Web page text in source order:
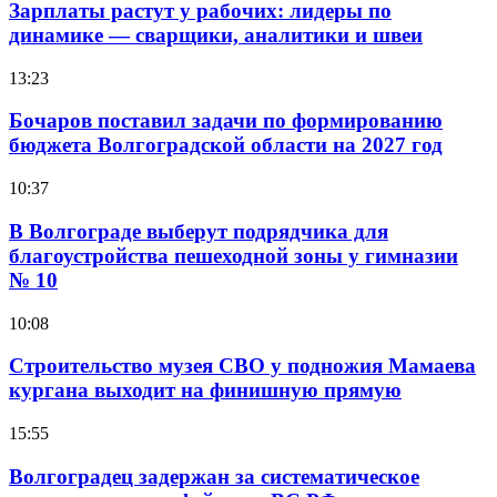
Зарплаты растут у рабочих: лидеры по
динамике — сварщики, аналитики и швеи
13:23
Бочаров поставил задачи по формированию
бюджета Волгоградской области на 2027 год
10:37
В Волгограде выберут подрядчика для
благоустройства пешеходной зоны у гимназии
№ 10
10:08
Строительство музея СВО у подножия Мамаева
кургана выходит на финишную прямую
15:55
Волгоградец задержан за систематическое